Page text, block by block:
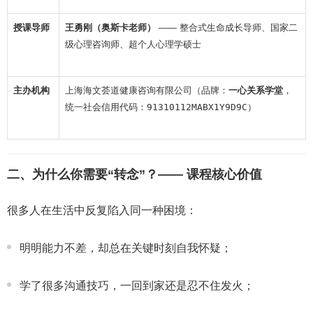
授课导师 王勇刚（奥斯卡老师）
—— 整合式生命成长导师、国家二
级心理咨询师、超个人心理学硕士
主办机构 上海海文荟道健康咨询有限公司（品牌： 一心关系学堂 ，
统一社会信用代码： 91310112MABX1Y9D9C ）
二、为什么你需要“转念”？—— 课程核心价值
很多人在生活中反复陷入同一种困境：
明明能力不差，却总在关键时刻自我怀疑；
学了很多沟通技巧，一回到家还是忍不住发火；